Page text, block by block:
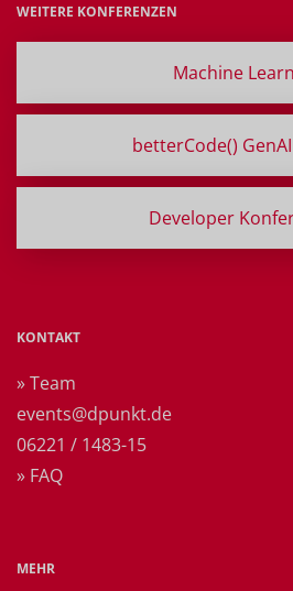
WEITERE KONFERENZEN
Machine
betterCode()
Developer
KONTAKT
» Team
events@dpunkt.de
06221 / 1483-15
» FAQ
MEHR